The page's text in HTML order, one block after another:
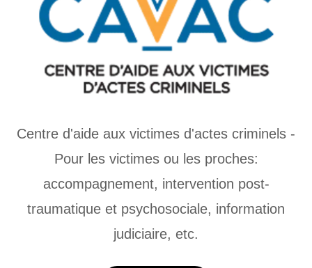
Centre d'aide aux victimes d'actes criminels -
Pour les victimes ou les proches:
accompagnement, intervention post-
traumatique et psychosociale, information
judiciaire, etc.